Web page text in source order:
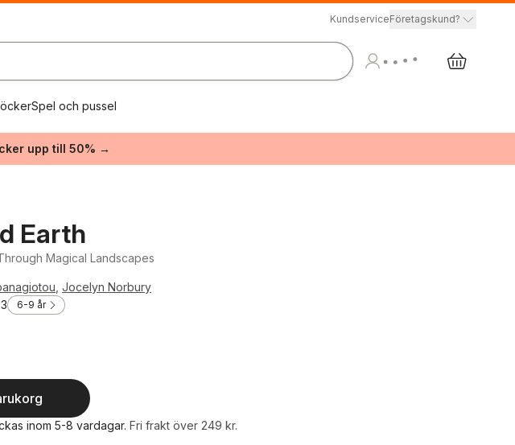
KundserviceFöretagskund?
Spel och pussel
upp till 50% →
Earth
Magical Landscapes
Jocelyn Norbury
6-9 år
antal röster:
inom 5-8 vardagar. Fri frakt över 249 kr.